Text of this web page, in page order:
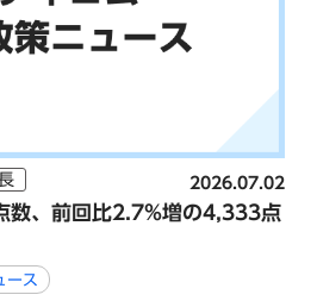
2026.07.02
数、前回比2.7%増の4,333点
ース